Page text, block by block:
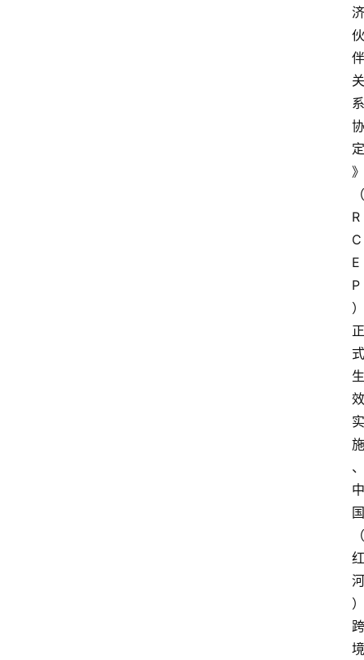
济
伙
伴
关
系
协
定
》
（
R
C
E
P
）
正
式
生
效
实
施
、
中
国
（
红
河
）
跨
境